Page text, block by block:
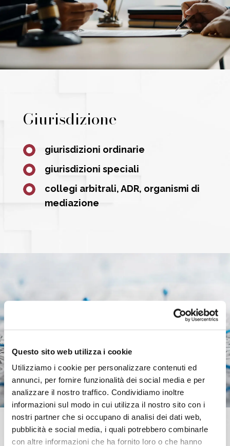
Questo sito web utilizza i cookie
Utilizziamo i cookie per personalizzare contenuti ed
annunci, per fornire funzionalità dei social media e per
analizzare il nostro traffico. Condividiamo inoltre
informazioni sul modo in cui utilizza il nostro sito con i
nostri partner che si occupano di analisi dei dati web,
pubblicità e social media, i quali potrebbero combinarle
con altre informazioni che ha fornito loro o che hanno
Giurisdizione
giurisdizioni ordinarie
giurisdizioni speciali
collegi arbitrali, ADR, organismi di
mediazione